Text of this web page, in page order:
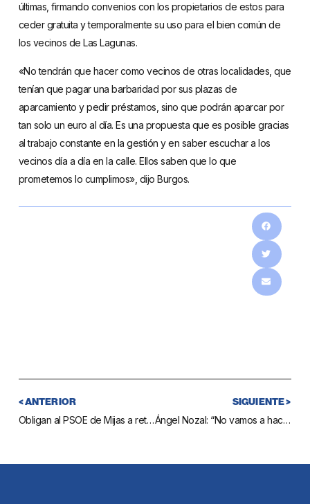
últimas, firmando convenios con los propietarios de estos para
ceder gratuita y temporalmente su uso para el bien común de
los vecinos de Las Lagunas.
«No tendrán que hacer como vecinos de otras localidades, que
tenían que pagar una barbaridad por sus plazas de
aparcamiento y pedir préstamos, sino que podrán aparcar por
tan solo un euro al día. Es una propuesta que es posible gracias
al trabajo constante en la gestión y en saber escuchar a los
vecinos día a día en la calle. Ellos saben que lo que
prometemos lo cumplimos», dijo Burgos.
< ANTERIOR
Obligan al PSOE de Mijas a retirar una publicación engañosa e injuriosa que vertía mentiras sobre una empresa mijeña
SIGUIENTE >
Ángel Nozal: “No vamos a hacer mítines porque preferimos escuchar y resolver los problemas de los verdaderos protagonistas de Mijas: la gente”